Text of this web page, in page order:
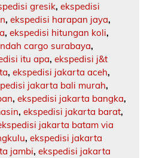
gresik, ekspedisi
, ekspedisi harapan jaya,
, ekspedisi hitungan koli,
cargo surabaya,
itu apa, ekspedisi j&t
, ekspedisi jakarta aceh,
jakarta bali murah,
, ekspedisi jakarta bangka,
, ekspedisi jakarta barat,
jakarta batam via
, ekspedisi jakarta
jambi, ekspedisi jakarta